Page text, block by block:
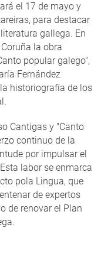
el 17 de mayo y
para destacar
gallega. En
la obra
popular galego",
Fernández
historiografía de los
Cantigas y "Canto
continuo de la
por impulsar el
labor se enmarca
pola Lingua, que
de expertos
de renovar el Plan